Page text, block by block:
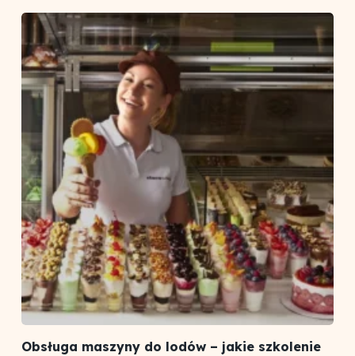
Obsługa maszyny do lodów – jakie szkolenie